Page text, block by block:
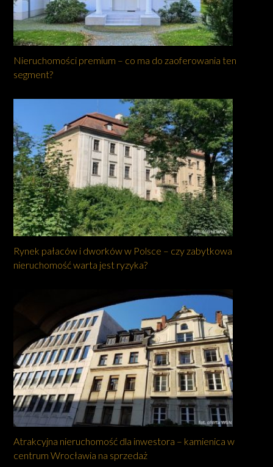
Nieruchomości premium – co ma do zaoferowania ten
segment?
Rynek pałaców i dworków w Polsce – czy zabytkowa
nieruchomość warta jest ryzyka?
Atrakcyjna nieruchomość dla inwestora – kamienica w
centrum Wrocławia na sprzedaż